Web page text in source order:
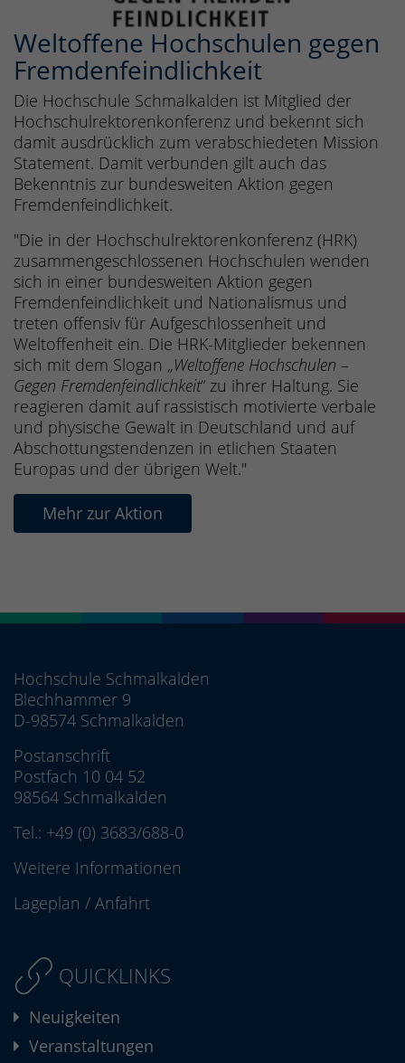
Weltoffene Hochschulen gegen
Fremdenfeindlichkeit
Die Hochschule Schmalkalden ist Mitglied der
Hochschulrektorenkonferenz und bekennt sich
damit ausdrücklich zum verabschiedeten Mission
Statement. Damit verbunden gilt auch das
Bekenntnis zur bundesweiten Aktion gegen
Fremdenfeindlichkeit.
"Die in der Hochschulrektorenkonferenz (HRK)
zusammengeschlossenen Hochschulen wenden
sich in einer bundesweiten Aktion gegen
Fremdenfeindlichkeit und Nationalismus und
treten offensiv für Aufgeschlossenheit und
Weltoffenheit ein. Die HRK-Mitglieder bekennen
sich mit dem Slogan „Weltoffene Hochschulen –
Gegen Fremdenfeindlichkeit“ zu ihrer Haltung. Sie
reagieren damit auf rassistisch motivierte verbale
und physische Gewalt in Deutschland und auf
Abschottungstendenzen in etlichen Staaten
Europas und der übrigen Welt."
Mehr zur Aktion
Hochschule Schmalkalden
Blechhammer 9
D-98574 Schmalkalden
Postanschrift
Postfach 10 04 52
98564 Schmalkalden
Tel.: +49 (0) 3683/688-0
Weitere Informationen
Lageplan / Anfahrt
QUICKLINKS
Neuigkeiten
Veranstaltungen